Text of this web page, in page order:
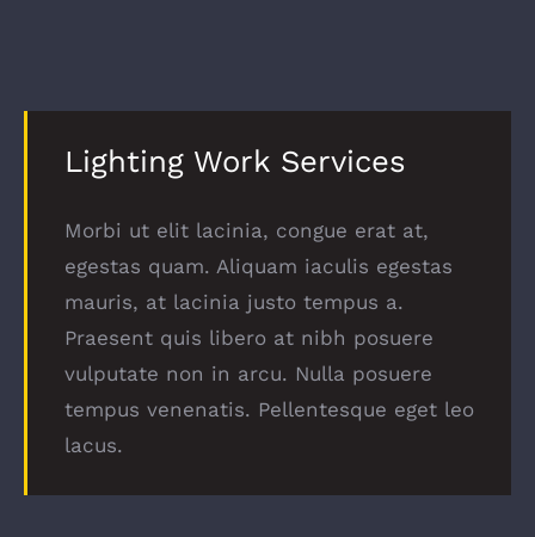
Lighting Work Services
Morbi ut elit lacinia, congue erat at,
egestas quam. Aliquam iaculis egestas
mauris, at lacinia justo tempus a.
Praesent quis libero at nibh posuere
vulputate non in arcu. Nulla posuere
tempus venenatis. Pellentesque eget leo
lacus.